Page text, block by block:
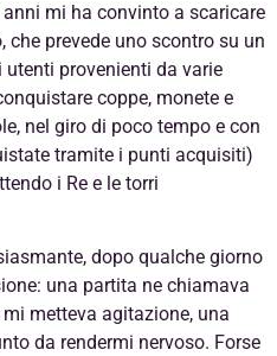
mi ha convinto a scaricare
prevede uno scontro su un
provenienti da varie
coppe, monete e
nel giro di poco tempo e con
tramite i punti acquisiti)
i Re e le torri
dopo qualche giorno
una partita ne chiamava
metteva agitazione, una
da rendermi nervoso. Forse